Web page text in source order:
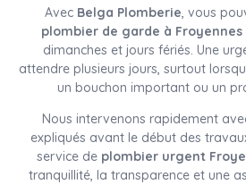
Avec Belga Plomberie, vous
plombier de garde à Froyennes
dimanches et jours fériés. Une
attendre plusieurs jours, surtout
un bouchon important ou un
Nous intervenons rapidement
expliqués avant le début des
service de plombier urgent
tranquillité, la transparence et une